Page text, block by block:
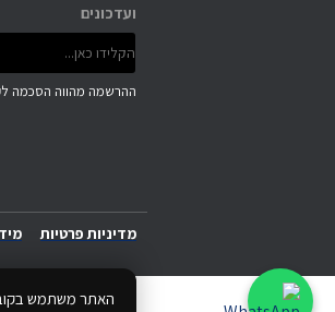
ועדכונים
מדיניות פרטיות
האתר משתמש
ההרשמה מהווה הסכמה